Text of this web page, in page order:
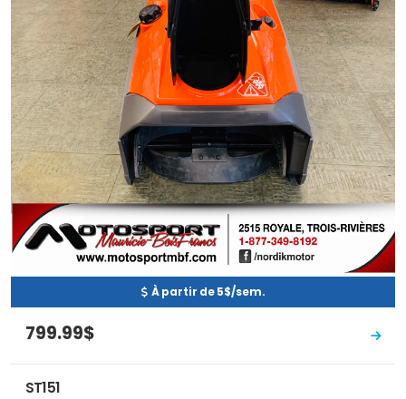
À partir de 5$/sem.
799.99$
ST151